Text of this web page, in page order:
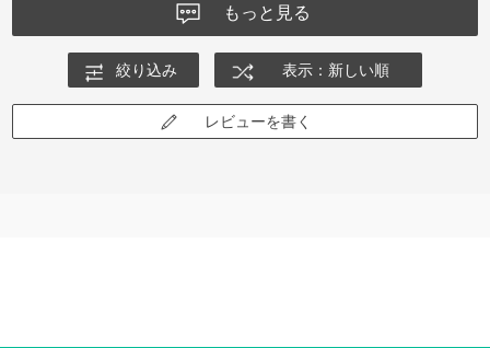
もっと見る
絞り込み 表示：新しい順
レビューを書く